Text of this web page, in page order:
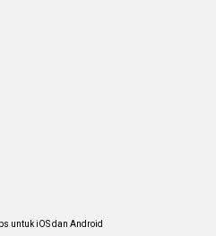
untuk iOS dan Android